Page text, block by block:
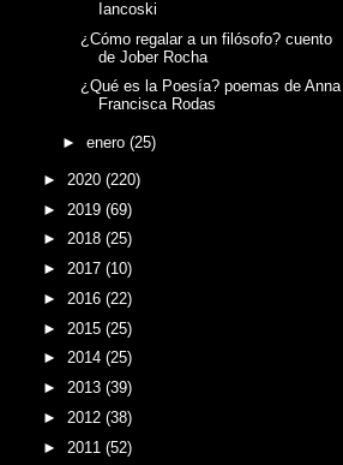
Iancoski
¿Cómo regalar a un filósofo? cuento
de Jober Rocha
¿Qué es la Poesía? poemas de Anna
Francisca Rodas
► enero (25)
► 2020 (220)
► 2019 (69)
► 2018 (25)
► 2017 (10)
► 2016 (22)
► 2015 (25)
► 2014 (25)
► 2013 (39)
► 2012 (38)
► 2011 (52)